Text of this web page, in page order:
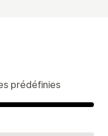
prédéfinies